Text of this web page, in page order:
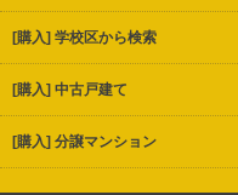
[購入] 学校区から検索
[購入] 中古戸建て
[購入] 分譲マンション